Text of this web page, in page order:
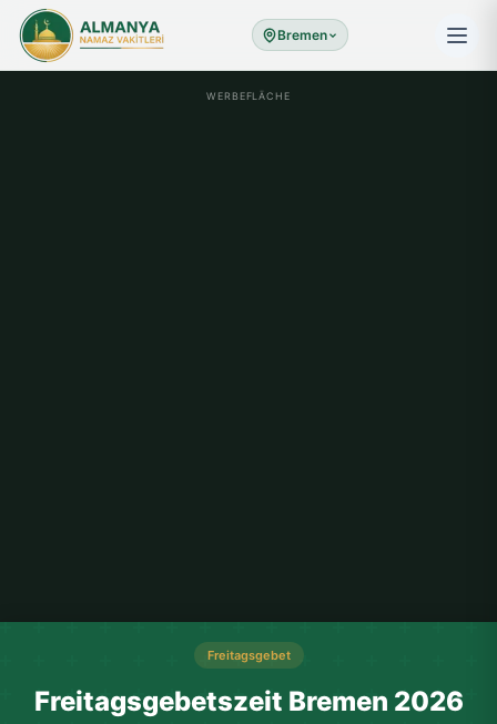
Bremen
WERBEFLÄCHE
Freitagsgebet
Freitagsgebetszeit Bremen 2026